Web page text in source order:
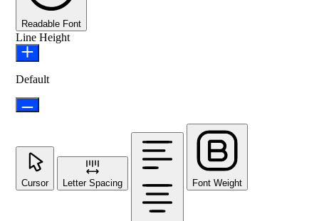
Readable Font
Line Height
Default
Cursor Letter Spacing Font Weight